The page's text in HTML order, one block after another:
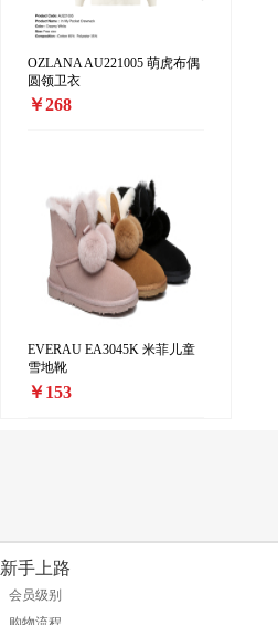
OZLANA AU221005 萌虎布偶
圆领卫衣
￥268
EVERAU EA3045K 米菲儿童
雪地靴
￥153
新手上路
会员级别